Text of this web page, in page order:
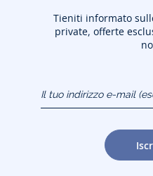
Tieniti informato
private, offerte
(esempio: